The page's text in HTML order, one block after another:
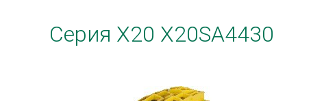
Серия X20 X20SA4430